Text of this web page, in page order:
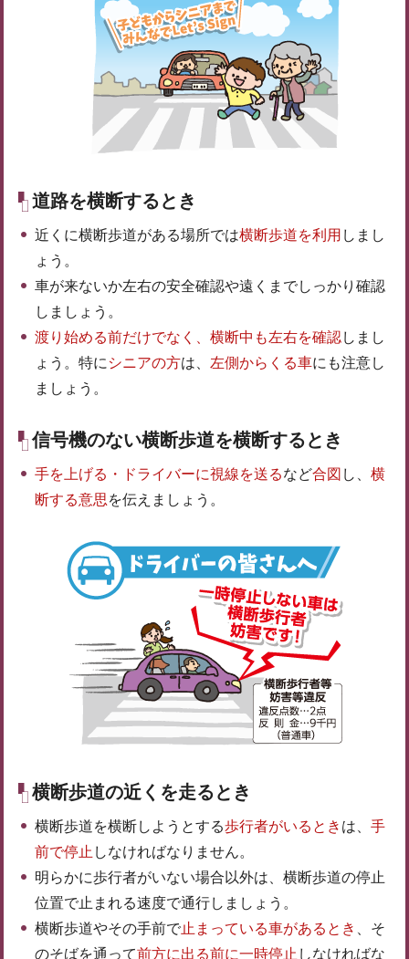
道路を横断するとき
近くに横断歩道がある場所では横断歩道を利用 しまし
ょう。
車が来ないか左右の安全確認や遠くまでしっかり確認
しましょう。
渡り始める前だけでなく、横断中も左右を確認しまし
ょう。特に シニアの方は、 左側からくる車にも注意し
ましょう。
信号機のない横断歩道を横断するとき
手を上げる・ドライバーに視線を送るなど合図 し、 横
断する意思を伝えましょう。
横断歩道の近くを走るとき
横断歩道を横断しようとする歩行者がいるとき は、 手
前で停止 しなければなりません。
明らかに歩行者がいない場合以外は、横断歩道の停止
位置で止まれる速度で通行しましょう。
横断歩道やその手前で止まっている車があるとき
、そ
のそばを通って前方に出る前に一時停止 しなければな